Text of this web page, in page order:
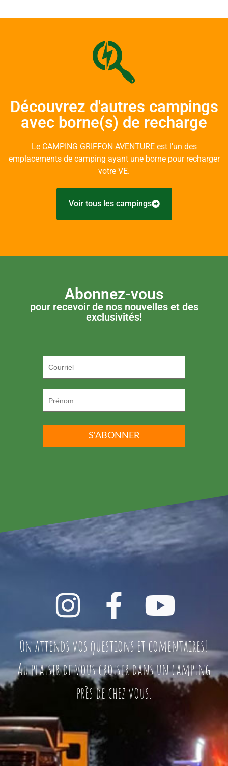
Découvrez d'autres campings
avec borne(s) de recharge
Le CAMPING GRIFFON AVENTURE est l'un des
emplacements de camping ayant une borne pour recharger
votre VE.
Voir tous les campings
Abonnez-vous
pour recevoir de nos nouvelles et des
exclusivités!
On attends vos questions et comentaires!
Au plaisir de vous croiser dans un camping
près de chez vous.